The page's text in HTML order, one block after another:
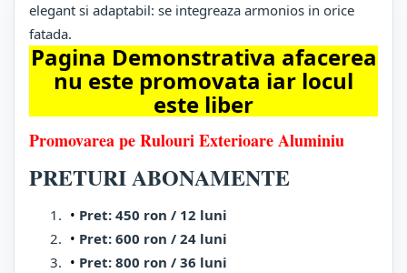
elegant si adaptabil: se integreaza armonios in orice
fatada.
Pagina Demonstrativa afacerea
nu este promovata iar locul
este liber
Promovarea pe Rulouri Exterioare Aluminiu
PRETURI ABONAMENTE
Pret: 450 ron / 12 luni
Pret: 600 ron / 24 luni
Pret: 800 ron / 36 luni